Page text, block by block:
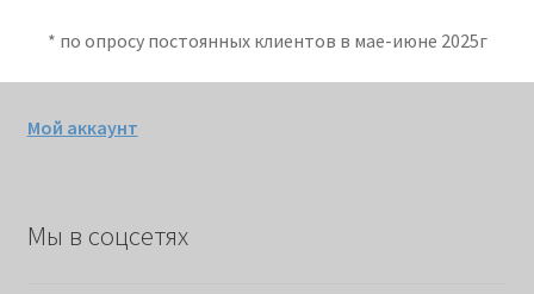
* по опросу постоянных клиентов в мае-июне 2025г
Мой аккаунт
Мы в соцсетях